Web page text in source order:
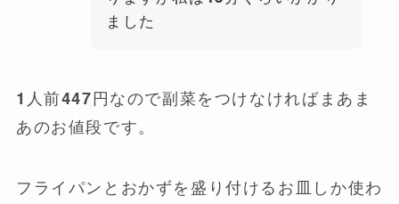
ました
1人前447円なので副菜をつけなければまあま
あのお値段です。
フライパンとおかずを盛り付けるお皿しか使わ